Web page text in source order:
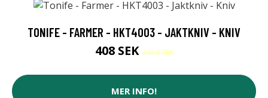
TONIFE - FARMER - HKT4003 - JAKTKNIV - KNIV
408 SEK448.8 SEK
MER INFO!